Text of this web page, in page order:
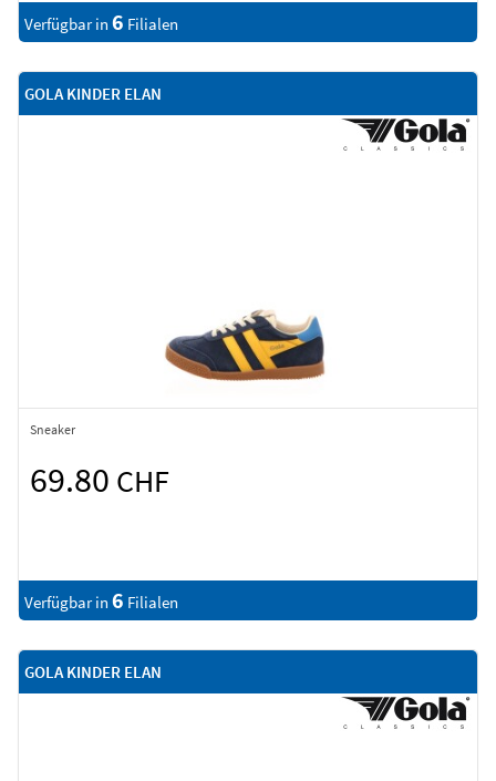
Verfügbar in 6 Filialen
GOLA KINDER ELAN
Sneaker
69.80 CHF
Verfügbar in 6 Filialen
GOLA KINDER ELAN